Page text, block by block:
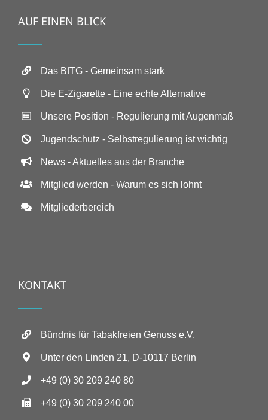
AUF EINEN BLICK
Das BfTG - Gemeinsam stark
Die E-Zigarette - Eine echte Alternative
Unsere Position - Regulierung mit Augenmaß
Jugendschutz - Selbstregulierung ist wichtig
News - Aktuelles aus der Branche
Mitglied werden - Warum es sich lohnt
Mitgliederbereich
KONTAKT
Bündnis für Tabakfreien Genuss e.V.
Unter den Linden 21, D-10117 Berlin
+49 (0) 30 209 240 80
+49 (0) 30 209 240 00